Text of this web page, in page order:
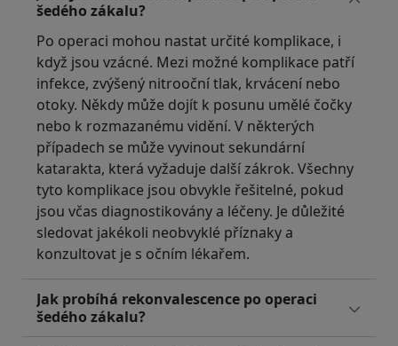
šedého zákalu?
Po operaci mohou nastat určité komplikace, i
když jsou vzácné. Mezi možné komplikace patří
infekce, zvýšený nitrooční tlak, krvácení nebo
otoky. Někdy může dojít k posunu umělé čočky
nebo k rozmazanému vidění. V některých
případech se může vyvinout sekundární
katarakta, která vyžaduje další zákrok. Všechny
tyto komplikace jsou obvykle řešitelné, pokud
jsou včas diagnostikovány a léčeny. Je důležité
sledovat jakékoli neobvyklé příznaky a
konzultovat je s očním lékařem.
Jak probíhá rekonvalescence po operaci
šedého zákalu?